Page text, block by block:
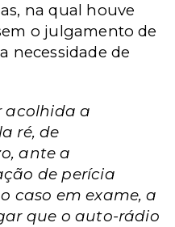
na qual houve
o julgamento de
necessidade de
acolhida a
ré, de
ante a
de perícia
caso em exame, a
que o auto-rádio